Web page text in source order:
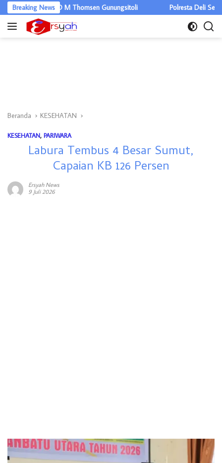
Langsung
ke
Breaking News
RSUD M Thomsen Gunungsitoli Polresta Deli Serdang
Beranda KESEHATAN
KESEHATAN, PARIWARA
Labura Tembus 4 Besar Sumut,
Capaian KB 126 Persen
Ersyah News
9 Juli 2026